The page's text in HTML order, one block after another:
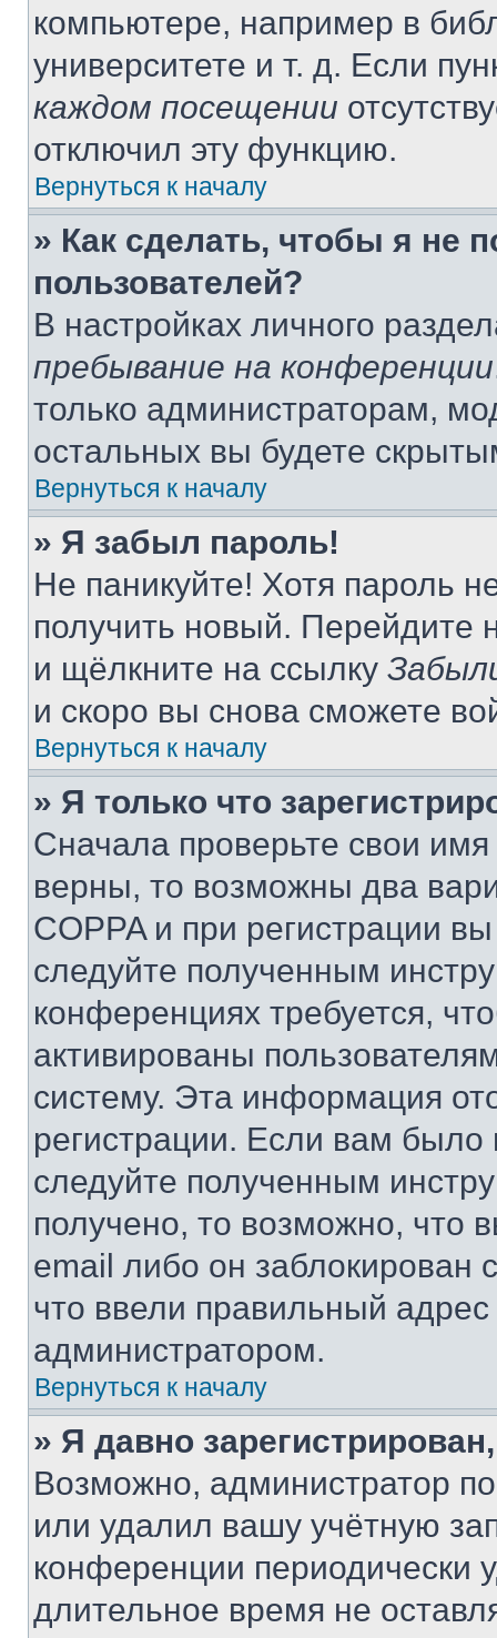
компьютере, например в
университете и т. д. Если
каждом посещении
отключил эту функцию.
Вернуться к началу
» Как сделать, чтобы я не
пользователей?
В настройках личного
пребывание на конференции
только администраторам,
остальных вы будете
Вернуться к началу
» Я забыл пароль!
Не паникуйте! Хотя пароль
получить новый. Перейдите
и щёлкните на ссылку
и скоро вы снова сможете
Вернуться к началу
» Я только что
Сначала проверьте свои
верны, то возможны два
COPPA и при регистрации
следуйте полученным
конференциях требуется,
активированы
систему. Эта информация
регистрации. Если вам
следуйте полученным
получено, то возможно, что
email либо он
что ввели правильный адрес
администратором.
Вернуться к началу
» Я давно
Возможно, администратор
или удалил вашу учётную
конференции периодически
длительное время не